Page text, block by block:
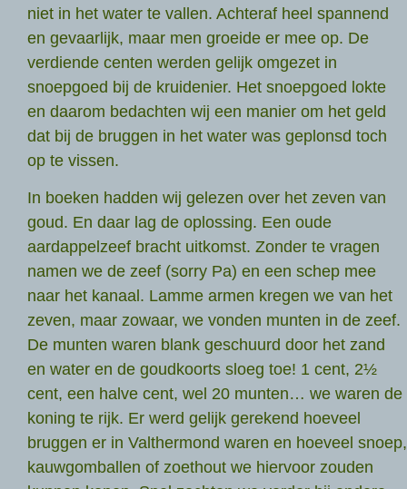
niet in het water te vallen. Achteraf heel spannend
en gevaarlijk, maar men groeide er mee op. De
verdiende centen werden gelijk omgezet in
snoepgoed bij de kruidenier. Het snoepgoed lokte
en daarom bedachten wij een manier om het geld
dat bij de bruggen in het water was geplonsd toch
op te vissen.
In boeken hadden wij gelezen over het zeven van
goud. En daar lag de oplossing. Een oude
aardappelzeef bracht uitkomst. Zonder te vragen
namen we de zeef (sorry Pa) en een schep mee
naar het kanaal. Lamme armen kregen we van het
zeven, maar zowaar, we vonden munten in de zeef.
De munten waren blank geschuurd door het zand
en water en de goudkoorts sloeg toe! 1 cent, 2½
cent, een halve cent, wel 20 munten… we waren de
koning te rijk. Er werd gelijk gerekend hoeveel
bruggen er in Valthermond waren en hoeveel snoep,
kauwgomballen of zoethout we hiervoor zouden